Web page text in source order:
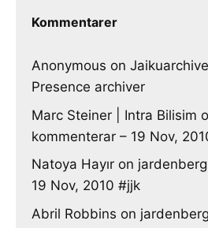
Kommentarer
Anonymous on
Presence archiver
Marc Steiner | Intra Bilisim
kommenterar – 19 Nov,
Natoya Hayır on
19 Nov, 2010 #jjk
Abril Robbins on